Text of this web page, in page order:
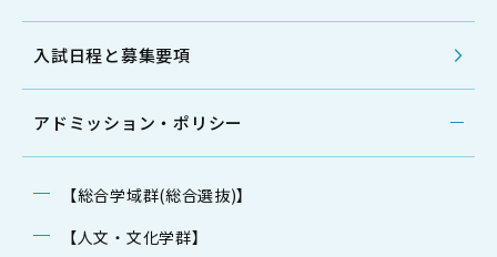
入試日程と募集要項
アドミッション・ポリシー
【総合学域群(総合選抜)】
【人文・文化学群】